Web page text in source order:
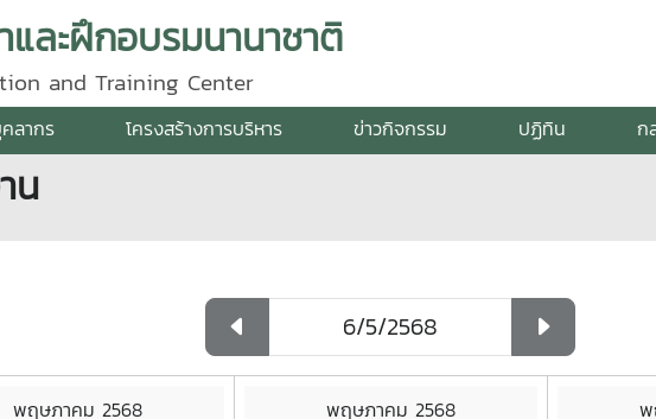
ละฝึกอบรมนานาชาติ
and Training Center
ลากร โครงสร้างการบริหาร ข่าวกิจกรรม ปฏิทิน ก
น
พฤษภาคม 2568 พฤษภาคม 2568 พ